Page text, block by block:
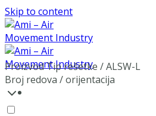
Skip to content
Proizvod Tip rešetke /ALSW-L
Broj redova / orijentacija